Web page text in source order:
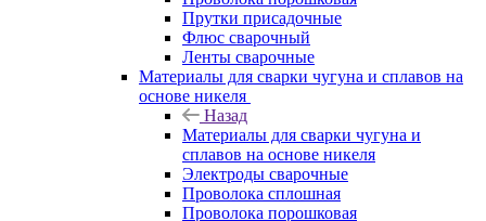
Прутки присадочные
Флюс сварочный
Ленты сварочные
Материалы для сварки чугуна и сплавов на
основе никеля
Назад
Материалы для сварки чугуна и
сплавов на основе никеля
Электроды сварочные
Проволока сплошная
Проволока порошковая